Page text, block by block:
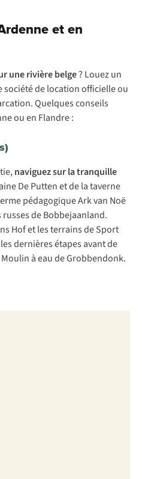
et en
une rivière belge? Louez un
société de location officielle ou
Quelques conseils
ou en Flandre :
naviguez sur la tranquille
De Putten et de la taverne
pédagogique Ark van Noë
de Bobbejaanland.
Hof et les terrains de Sport
dernières étapes avant de
à eau de Grobbendonk.